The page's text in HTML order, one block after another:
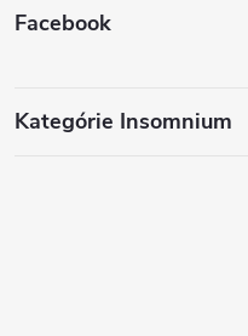
Facebook
Kategórie Insomnium